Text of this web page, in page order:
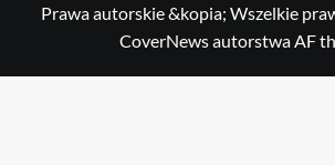
Prawa autorskie &kopia; Wszelkie
CoverNewsautorstwa AF